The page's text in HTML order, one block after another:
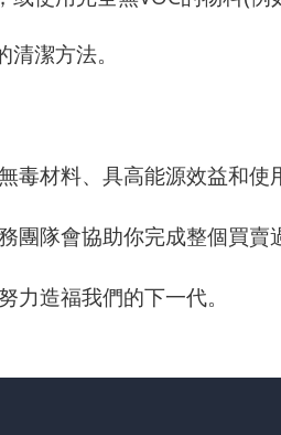
潔方法。
材料、具高能源效益和使
隊會協助你完成整個買賣
造福我們的下一代。